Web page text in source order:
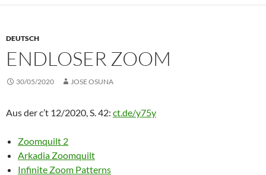
DEUTSCH
ENDLOSER ZOOM
30/05/2020 JOSE OSUNA
Aus der c’t 12/2020, S. 42: ct.de/y75y
Zoomquilt 2
Arkadia Zoomquilt
Infinite Zoom Patterns